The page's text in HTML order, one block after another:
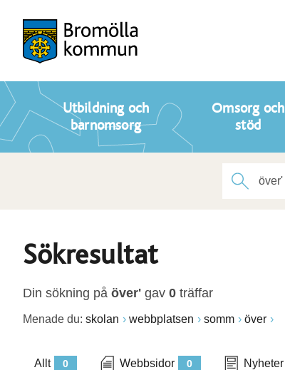
Utbildning och
barnomsorg
Omsorg och
stöd
Sökresultat
Din sökning på över' gav 0 träffar
Menade du: skolan webbplatsen somm över
0
Allt 0
Webbsidor Nyheter